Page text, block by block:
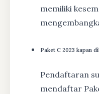
memiliki
Paket C 2023 kapan
Pendaftaran
mendaftar